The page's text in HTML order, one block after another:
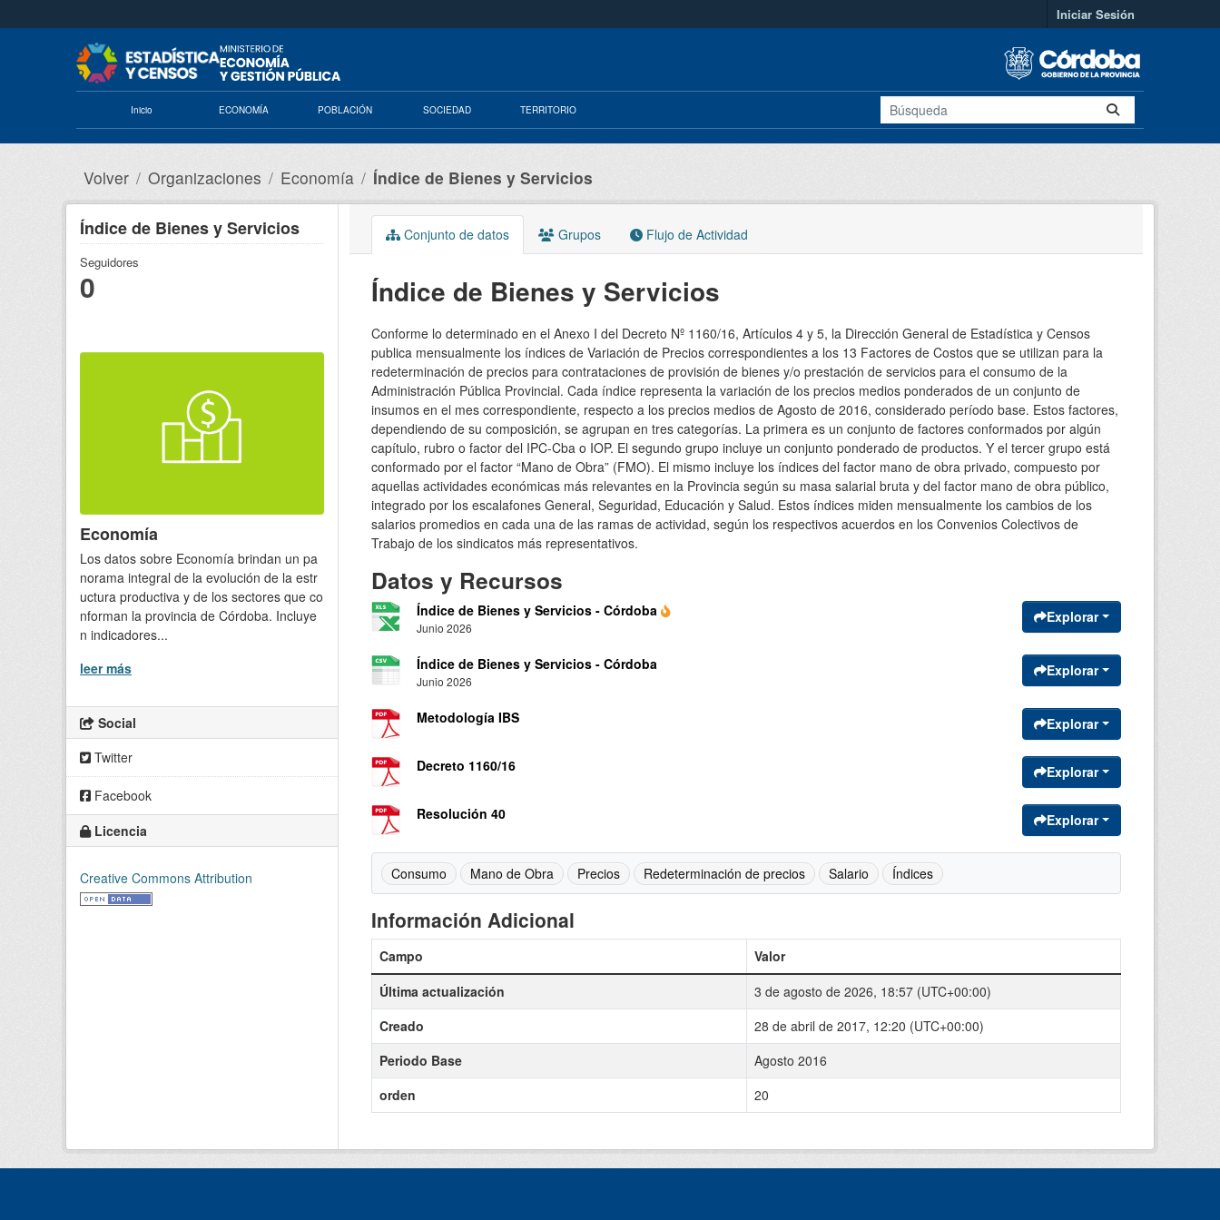
Iniciar Sesión
Inicio ECONOMÍA POBLACIÓN SOCIEDAD TERRITORIO
Volver Organizaciones Economía Índice de Bienes y Servicios
Índice de Bienes y Servicios
Seguidores
0
Economía
Los datos sobre Economía brindan un pa
norama integral de la evolución de la estr
uctura productiva y de los sectores que co
nforman la provincia de Córdoba. Incluye
n indicadores...
leer más
Social
Twitter
Facebook
Licencia
Creative Commons Attribution
Conjunto de datos Grupos Flujo de Actividad
Índice de Bienes y Servicios
Conforme lo determinado en el Anexo I del Decreto Nº 1160/16, Artículos 4 y 5, la Dirección General de Estadística y Censos
publica mensualmente los índices de Variación de Precios correspondientes a los 13 Factores de Costos que se utilizan para la
redeterminación de precios para contrataciones de provisión de bienes y/o prestación de servicios para el consumo de la
Administración Pública Provincial. Cada índice representa la variación de los precios medios ponderados de un conjunto de
insumos en el mes correspondiente, respecto a los precios medios de Agosto de 2016, considerado período base. Estos factores,
dependiendo de su composición, se agrupan en tres categorías. La primera es un conjunto de factores conformados por algún
capítulo, rubro o factor del IPC-Cba o IOP. El segundo grupo incluye un conjunto ponderado de productos. Y el tercer grupo está
conformado por el factor “Mano de Obra” (FMO). El mismo incluye los índices del factor mano de obra privado, compuesto por
aquellas actividades económicas más relevantes en la Provincia según su masa salarial bruta y del factor mano de obra público,
integrado por los escalafones General, Seguridad, Educación y Salud. Estos índices miden mensualmente los cambios de los
salarios promedios en cada una de las ramas de actividad, según los respectivos acuerdos en los Convenios Colectivos de
Trabajo de los sindicatos más representativos.
Datos y Recursos
Índice de Bienes y Servicios - Córdoba
Junio 2026
Explorar
Índice de Bienes y Servicios - Córdoba
Junio 2026
Explorar
Metodología IBS Explorar
Decreto 1160/16 Explorar
Resolución 40 Explorar
Consumo Mano de Obra Precios Redeterminación de precios Salario Índices
Información Adicional
Campo
Valor
Última actualización
3 de agosto de 2026, 18:57 (UTC+00:00)
Creado
28 de abril de 2017, 12:20 (UTC+00:00)
Periodo Base
Agosto 2016
orden
20